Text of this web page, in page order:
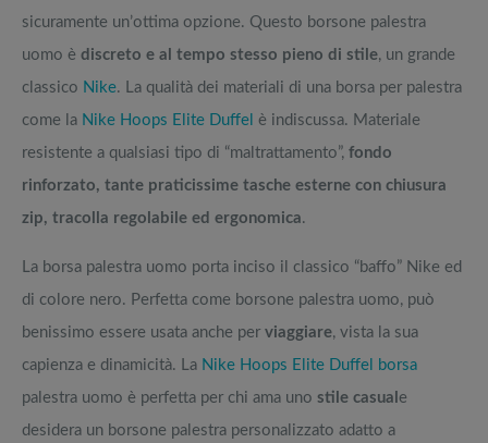
sicuramente un’ottima opzione. Questo borsone palestra
uomo è discreto e al tempo stesso pieno di stile, un grande
classico Nike. La qualità dei materiali di una borsa per palestra
come la Nike Hoops Elite Duffel è indiscussa. Materiale
resistente a qualsiasi tipo di “maltrattamento”, fondo
rinforzato, tante praticissime tasche esterne con chiusura
zip, tracolla regolabile ed ergonomica.
La borsa palestra uomo porta inciso il classico “baffo” Nike ed
di colore nero. Perfetta come borsone palestra uomo, può
benissimo essere usata anche per viaggiare, vista la sua
capienza e dinamicità. La Nike Hoops Elite Duffel borsa
palestra uomo è perfetta per chi ama uno stile casual e
desidera un borsone palestra personalizzato adatto a